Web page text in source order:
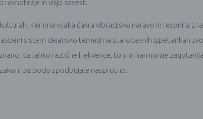
ravnotežje in višjo zavest.
Ker ima vsaka čakra vibracijsko naravo in resonira z
sistem dejansko temelji na starodavnih izpeljankah
da lahko različne frekvence, toni in harmonije
pa bodo spodbujale nasprotno.